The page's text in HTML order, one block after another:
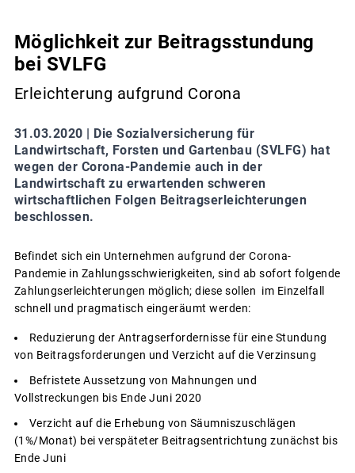
Möglichkeit zur Beitragsstundung
bei SVLFG
Erleichterung aufgrund Corona
31.03.2020 | Die Sozialversicherung für
Landwirtschaft, Forsten und Gartenbau (SVLFG) hat
wegen der Corona-Pandemie auch in der
Landwirtschaft zu erwartenden schweren
wirtschaftlichen Folgen Beitragserleichterungen
beschlossen.
Befindet sich ein Unternehmen aufgrund der Corona-
Pandemie in Zahlungsschwierigkeiten, sind ab sofort folgende
Zahlungserleichterungen möglich; diese sollen im Einzelfall
schnell und pragmatisch eingeräumt werden:
Reduzierung der Antragserfordernisse für eine Stundung
von Beitragsforderungen und Verzicht auf die Verzinsung
Befristete Aussetzung von Mahnungen und
Vollstreckungen bis Ende Juni 2020
Verzicht auf die Erhebung von Säumniszuschlägen
(1%/Monat) bei verspäteter Beitragsentrichtung zunächst bis
Ende Juni